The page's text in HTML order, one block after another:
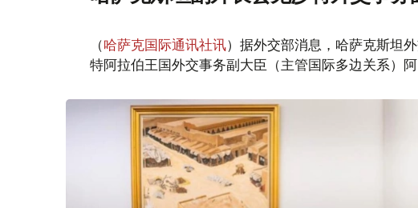
（哈萨克国际通讯社讯）据外交部消息，哈萨克斯坦
特阿拉伯王国外交事务副大臣（主管国际多边关系）阿